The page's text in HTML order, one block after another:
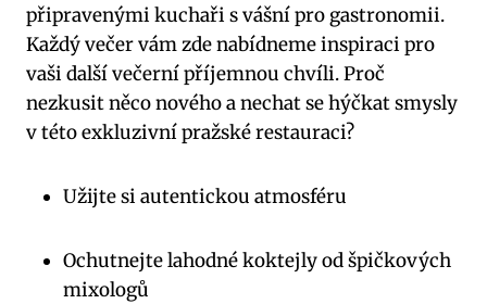
připravenými kuchaři s vášní pro gastronomii.
Každý večer vám zde nabídneme inspiraci pro
vaši další večerní příjemnou chvíli. Proč
nezkusit něco nového a nechat se hýčkat smysly
v této exkluzivní pražské restauraci?
Užijte si autentickou atmosféru
Ochutnejte lahodné koktejly od špičkových
mixologů